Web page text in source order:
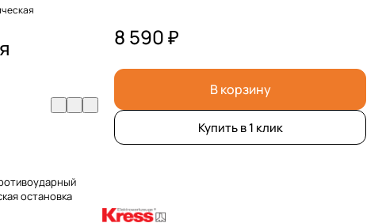
остановка
8 590 ₽
В корзину
Купить в 1 клик